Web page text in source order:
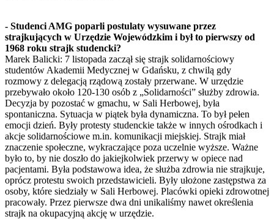
- Studenci AMG poparli postulaty wysuwane przez
strajkujących w Urzędzie Wojewódzkim i był to pierwszy od
1968 roku strajk studencki?
Marek Balicki: 7 listopada zaczął się strajk solidarnościowy
studentów Akademii Medycznej w Gdańsku, z chwilą gdy
rozmowy z delegacją rządową zostały przerwane. W urzędzie
przebywało około 120-130 osób z „Solidarności” służby zdrowia.
Decyzja by pozostać w gmachu, w Sali Herbowej, była
spontaniczna. Sytuacja w piątek była dynamiczna. To był pełen
emocji dzień. Były protesty studenckie także w innych ośrodkach i
akcje solidarnościowe m.in. komunikacji miejskiej. Strajk miał
znaczenie społeczne, wykraczające poza uczelnie wyższe. Ważne
było to, by nie doszło do jakiejkolwiek przerwy w opiece nad
pacjentami. Była podstawowa idea, że służba zdrowia nie strajkuje,
oprócz protestu swoich przedstawicieli. Były ułożone zastępstwa za
osoby, które siedziały w Sali Herbowej. Placówki opieki zdrowotnej
pracowały. Przez pierwsze dwa dni unikaliśmy nawet określenia
strajk na okupacyjną akcję w urzędzie.